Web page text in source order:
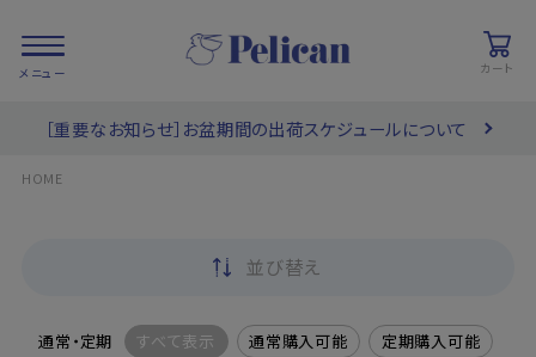
カート
PRODUCTS/ 商品を探す
［重要なお知らせ］お盆期間の出荷スケジュールについて
HOME
並び替え
通常・定期 すべて表示 通常購入可能 定期購入可能